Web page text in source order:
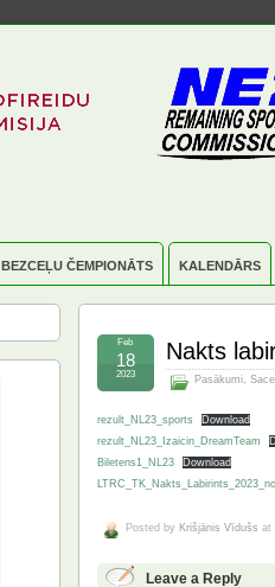
BEZCEĻU ČEMPIONĀTS KALENDĀRS
Nakts
Pasākumi,
Feb
18
2023
rezult_NL23_sports
Download
rezult_NL23_Izaicin_DreamTeam
Biletens1_NL23
Download
Posted by Krišjānis Vīdušs at
Leave a Reply